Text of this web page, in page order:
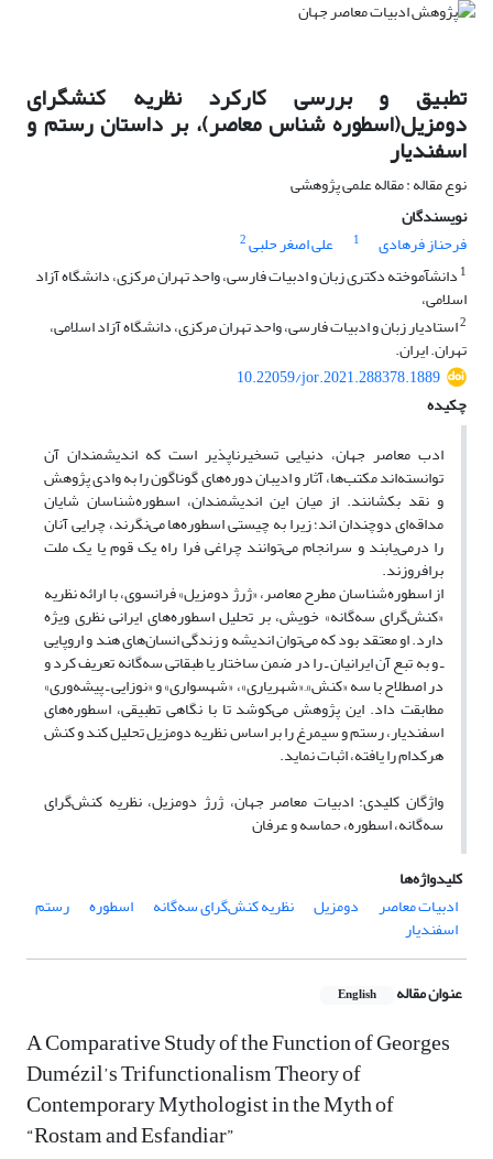
تطبیق و بررسی کارکرد نظریه کنشگرای
دومزیل(اسطوره شناس معاصر)، بر داستان رستم و
اسفندیار
نوع مقاله : مقاله علمی پژوهشی
نویسندگان
فرحناز فرهادی
1 علی اصغر حلبی2
1 دانشآموخته دکتری زبان و ادبیات فارسی، واحد تهران مرکزی، دانشگاه آزاد
اسلامی،
2استادیار زبان و ادبیات فارسی، واحد تهران مرکزی، دانشگاه آزاد اسلامی،
تهران. ایران.
10.22059/jor.2021.288378.1889
چکیده
ادب معاصر جهان، دنیایی تسخیرناپذیر است که اندیشمندان آن
توانسته‌اند مکتب‌ها، آثار و ادیبان دوره‌های گوناگون را به وادی پژوهش
و نقد بکشانند. از میان این اندیشمندان، اسطوره‌شناسان شایان
مداقه‌ای دوچندان اند؛ زیرا به چیستی اسطوره‌ها می‌نگرند، چرایی آنان
را درمی‌یابند و سرانجام می‌توانند چراغی فرا راه یک قوم یا یک ملت
برافروزند.
از اسطوره‌شناسان مطرح معاصر، «ژرژ دومزیل» فرانسوی، با ارائه نظریه
«کنش‌گرای سه‌گانه» خویش، بر تحلیل اسطوره‌های ایرانی نظری ویژه
دارد. او معتقد بود که می‌توان اندیشه و زندگی انسان‌های هند و اروپایی
ـ و به تبع آن ایرانیان ـ را در ضمن ساختار یا طبقاتی سه‌گانه تعریف کرد و
در اصطلاح با سه «کنش»ِ «شهریاری»، «شهسواری» و «نوزایی ـ پیشه‌وری»
مطابقت داد. این پژوهش می‌کوشد تا با نگاهی تطبیقی، اسطوره‌های
اسفندیار، رستم و سیمرغ را بر اساس نظریه دومزیل تحلیل کند و کنش
هرکدام را یافته، اثبات نماید.
واژگان کلیدی: ادبیات معاصر جهان، ژرژ دومزیل، نظریه کنش‌گرای
سه‌گانه، اسطوره، حماسه و عرفان
کلیدواژه‌ها
ادبیات معاصر
دومزیل نظریه کنش‌گرای سه‌گانه اسطوره رستم
اسفندیار
عنوان مقاله English
A Comparative Study of the Function of Georges
Dumézil’s Trifunctionalism Theory of
Contemporary Mythologist in the Myth of
“Rostam and Esfandiar”